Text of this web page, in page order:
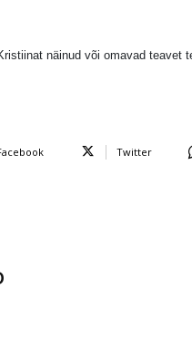
näinud või omavad teavet
Twitter